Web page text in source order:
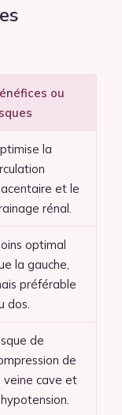
ou
la
et le
rénal.
optimal
la gauche,
préférable
dos.
de
de
veine cave et